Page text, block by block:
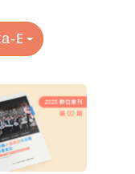
Exosome